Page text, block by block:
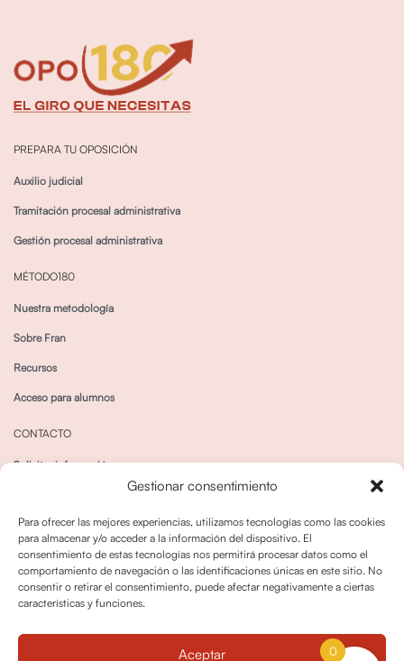
Gestionar consentimiento
Para ofrecer las mejores experiencias, utilizamos tecnologías como las cookies
para almacenar y/o acceder a la información del dispositivo. El
consentimiento de estas tecnologías nos permitirá procesar datos como el
comportamiento de navegación o las identificaciones únicas en este sitio. No
consentir o retirar el consentimiento, puede afectar negativamente a ciertas
características y funciones.
Aceptar
PREPARA TU OPOSICIÓN
Auxilio judicial
Tramitación procesal administrativa
Gestión procesal administrativa
MÉTODO180
Nuestra metodología
Sobre Fran
Recursos
Acceso para alumnos
CONTACTO
Solicitar información
Política de cookies
0